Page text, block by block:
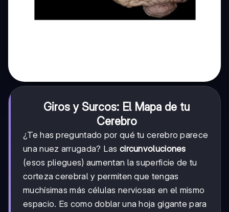
Giros y Surcos: El Mapa de tu
Cerebro
¿Te has preguntado por qué tu cerebro parece
una nuez arrugada? Las circunvoluciones
(esos pliegues) aumentan la superficie de tu
corteza cerebral y permiten que tengas
muchísimas más células nerviosas en el mismo
espacio. Es como doblar una hoja gigante para